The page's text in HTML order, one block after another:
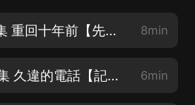
第一劍神 0001集 重回十年前【先點個訂閱吧】 8min
第一劍神 0002集 久違的電話【記得點讚哦】 6min